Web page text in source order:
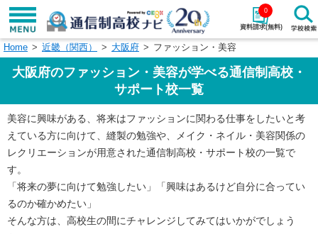
資料請求(無料)
0
学校名で探す
エリアから探す 特徴から探す
エリアを選択して探す
関東 北海道・東北
東海 北陸・甲信越
Home 近畿（関西） 大阪府 ファッション・美容
大阪府のファッション・美容が学べる通信制高校・
サポート校一覧
美容に興味がある、将来はファッションに関わる仕事をしたいと考
えている方に向けて、縫製の勉強や、メイク・ネイル・美容関係の
レクリエーションが用意された通信制高校・サポート校の一覧で
す。
「将来の夢に向けて勉強したい」「興味はあるけど自分に合ってい
るのか確かめたい」
そんな方は、高校生の間にチャレンジしてみてはいかがでしょう